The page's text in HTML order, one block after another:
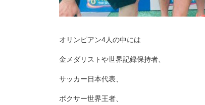
オリンピアン4人の中には
金メダリストや世界記録保持者、
サッカー日本代表、
ボクサー世界王者、